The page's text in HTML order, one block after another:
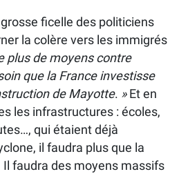
ficelle des politiciens
la colère vers les immigrés
plus de moyens contre
que la France investisse
de Mayotte. »Et en
les infrastructures : écoles,
qui étaient déjà
il faudra plus que la
faudra des moyens massifs